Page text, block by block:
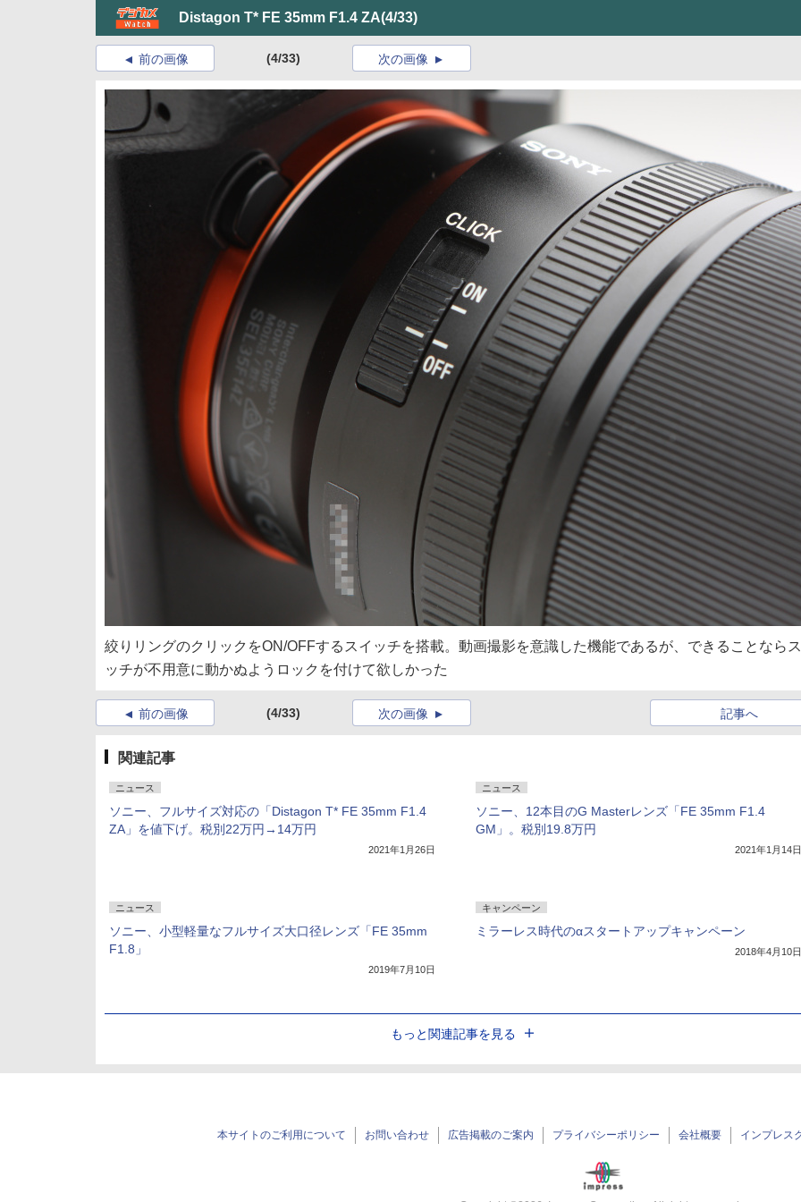
Distagon T* FE 35mm F1.4 ZA(4/33)
前の画像 (4/33) 次の画像
絞りリングのクリックをON/OFFするスイッチを搭載。動画撮影を意識した機能であるが、できることなら
ッチが不用意に動かぬようロックを付けて欲しかった
前の画像 (4/33) 記事へ
次の画像
関連記事
ニュース
ソニー、フルサイズ対応の「Distagon T* FE 35mm F1.4
ZA」を値下げ。税別22万円→14万円
2021年1月26日
ニュース
ソニー、12本目のG Masterレンズ「FE 35mm F1.4
GM」。税別19.8万円
2021年1月14日
ニュース
ソニー、小型軽量なフルサイズ大口径レンズ「FE 35mm
F1.8」
2019年7月10日
キャンペーン
ミラーレス時代のαスタートアップキャンペーン
2018年4月10日
もっと関連記事を見る
本サイトのご利用について お問い合わせ 広告掲載のご案内 プライバシーポリシー 会社概要 インプレス